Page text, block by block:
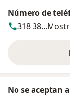
Número de
318 38...
No se aceptan